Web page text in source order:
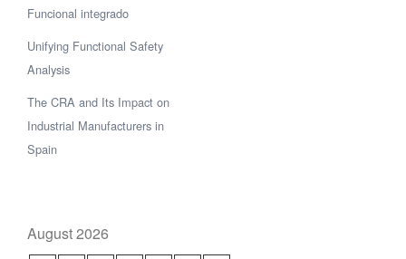
Funcional integrado
Unifying Functional Safety
Analysis
The CRA and Its Impact on
Industrial Manufacturers in
Spain
August 2026